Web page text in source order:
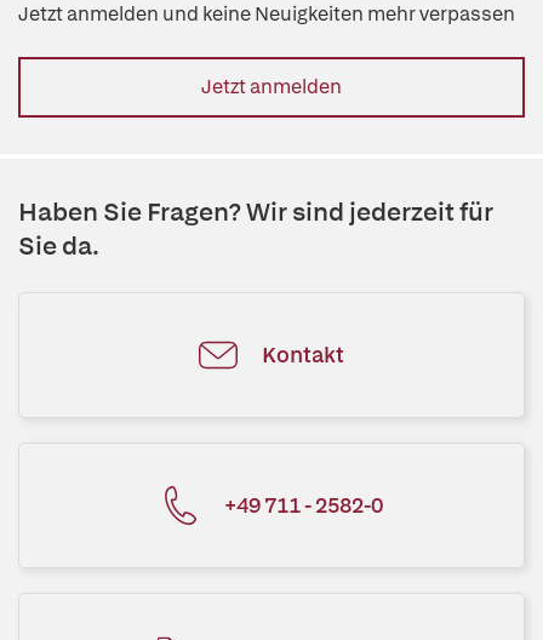
Jetzt anmelden und keine Neuigkeiten mehr verpassen
Jetzt anmelden
Haben Sie Fragen? Wir sind jederzeit für
Sie da.
Kontakt
+49 711 - 2582-0